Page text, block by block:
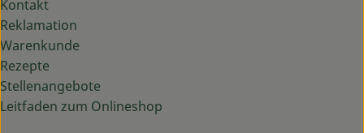
Kontakt
Reklamation
Warenkunde
Rezepte
Stellenangebote
Leitfaden zum Onlineshop